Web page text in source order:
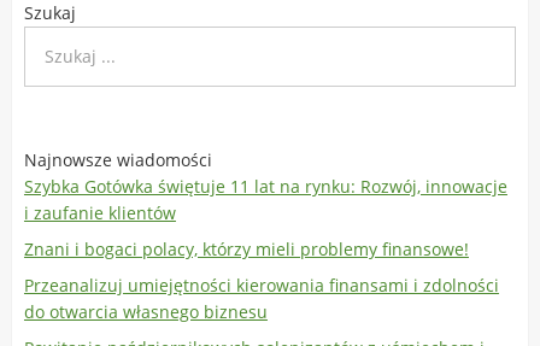
Szukaj
Najnowsze wiadomości
Szybka Gotówka świętuje 11 lat na rynku: Rozwój, innowacje
i zaufanie klientów
Znani i bogaci polacy, którzy mieli problemy finansowe!
Przeanalizuj umiejętności kierowania finansami i zdolności
do otwarcia własnego biznesu